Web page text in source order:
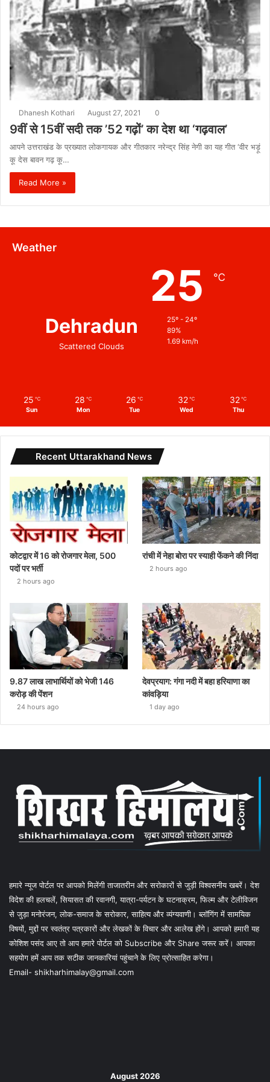
Dhanesh Kothari August 27, 2021 0
9वीं से 15वीं सदी तक ’52 गढ़ों’ का देश था ‘गढ़वाल’
आपने उत्तराखंड के प्रख्यात लोकगायक और गीतकार नरेन्द्र सिंह नेगी का यह गीत ‘वीर भड़ूं
कू देस बावन गढ़ कू…
Read More »
Weather
Dehradun
Scattered Clouds
25 ℃
25º - 24º
89%
1.69 km/h
25 ℃
Sun
28 ℃
Mon
26 ℃
Tue
32 ℃
Wed
32 ℃
Thu
Recent Uttarakhand News
कोटद्वार में 16 को रोजगार मेला, 500
पदों पर भर्ती
2 hours ago
रांची में नेहा बोरा पर स्याही फेंकने की निंदा
2 hours ago
9.87 लाख लाभार्थियों को भेजी 146
करोड़ की पेंशन
24 hours ago
देवप्रयाग: गंगा नदी में बहा हरियाणा का
कांवड़िया
1 day ago
हमारे न्यूज पोर्टल पर आपको मिलेंगी ताजातरीन और सरोकारों से जुड़ी विश्वसनीय खबरें। देश
विदेश की हलचलें, सियासत की रवानगी, यात्रा-पर्यटन के घटनाक्रम, फिल्म और टेलीविजन
से जुड़ा मनोरंजन, लोक-समाज के सरोकार, साहित्य और व्यंग्यवाणी। ब्लॉगिंग में सामयिक
विषयों, मुद्दों पर स्वतंत्र पत्रकारों और लेखकों के विचार और आलेख होंगे। आपको हमारी यह
कोशिश पसंद आए तो आप हमारे पोर्टल को Subscribe और Share जरूर करें। आपका
सहयोग हमें आप तक सटीक जानकारियां पहुंचाने के लिए प्रोत्साहित करेगा।
Email- shikharhimalay@gmail.com
August 2026